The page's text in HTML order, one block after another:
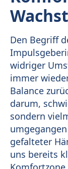
Den Begriff
widriger
immer
Balance
darum,
sondern
gefalteter
uns bereits